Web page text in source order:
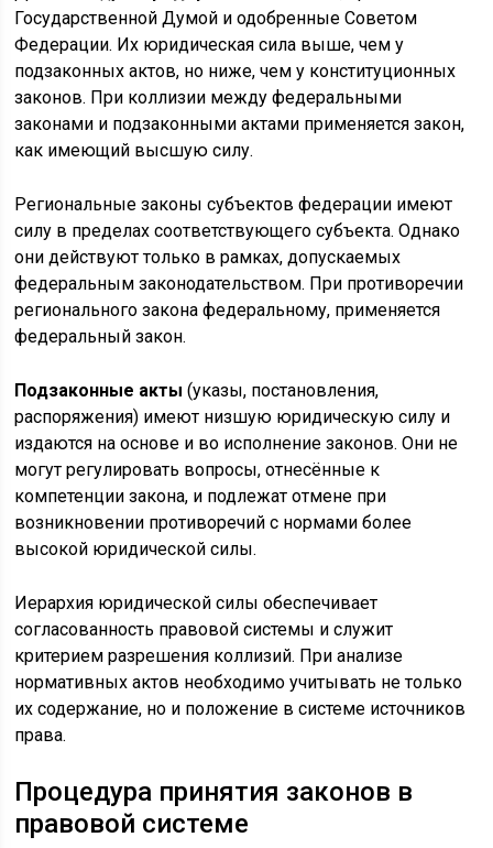
Государственной Думой и одобренные Советом
Федерации. Их юридическая сила выше, чем у
подзаконных актов, но ниже, чем у конституционных
законов. При коллизии между федеральными
законами и подзаконными актами применяется закон,
как имеющий высшую силу.
Региональные законы субъектов федерации имеют
силу в пределах соответствующего субъекта. Однако
они действуют только в рамках, допускаемых
федеральным законодательством. При противоречии
регионального закона федеральному, применяется
федеральный закон.
Подзаконные акты (указы, постановления,
распоряжения) имеют низшую юридическую силу и
издаются на основе и во исполнение законов. Они не
могут регулировать вопросы, отнесённые к
компетенции закона, и подлежат отмене при
возникновении противоречий с нормами более
высокой юридической силы.
Иерархия юридической силы обеспечивает
согласованность правовой системы и служит
критерием разрешения коллизий. При анализе
нормативных актов необходимо учитывать не только
их содержание, но и положение в системе источников
права.
Процедура принятия законов в
правовой системе